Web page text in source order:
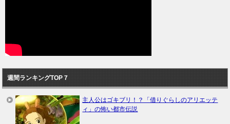
週間ランキングTOP７
主人公はゴキブリ！？「借りぐらしのアリエッテ
ィ」の怖い都市伝説